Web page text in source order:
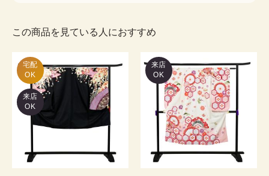
この商品を見ている人におすすめ
宅配
OK
来店
OK
来店
OK